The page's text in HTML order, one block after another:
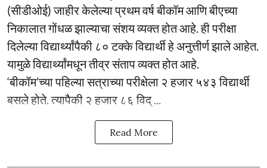
(सीडीओई) जाहीर केलेल्या प्रथम वर्ष बीकॉम आणि बीएच्या
निकालात गोंधळ झाल्याचा संशय व्यक्त होत आहे. ही परीक्षा
दिलेल्या विद्यार्थ्यांपैकी ८० टक्के विद्यार्थी हे अनुत्तीर्ण झाले आहेत.
यामुळे विद्यार्थ्यांमधून तीव्र संताप व्यक्त होत आहे.
‘बीकॉम’च्या पहिल्या सत्राच्या परीक्षेला २ हजार ५४३ विद्यार्थी
बसले होते. त्यापैकी २ हजार ८६ विद् ...
Read More